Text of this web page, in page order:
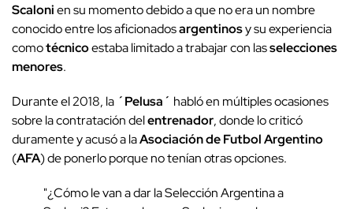
Scalonien su momento debido a que no era un nombre
conocido entre los aficionadosargentinosy su experiencia
comotécnicoestaba limitado a trabajar con lasselecciones
menores.
Durante el 2018, la ´Pelusa´ habló en múltiples ocasiones
sobre la contratación delentrenador, donde lo criticó
duramente y acusó a laAsociación de Futbol Argentino
(AFA) de ponerlo porque no tenían otras opciones.
"¿Cómo le van a dar la Selección Argentina a